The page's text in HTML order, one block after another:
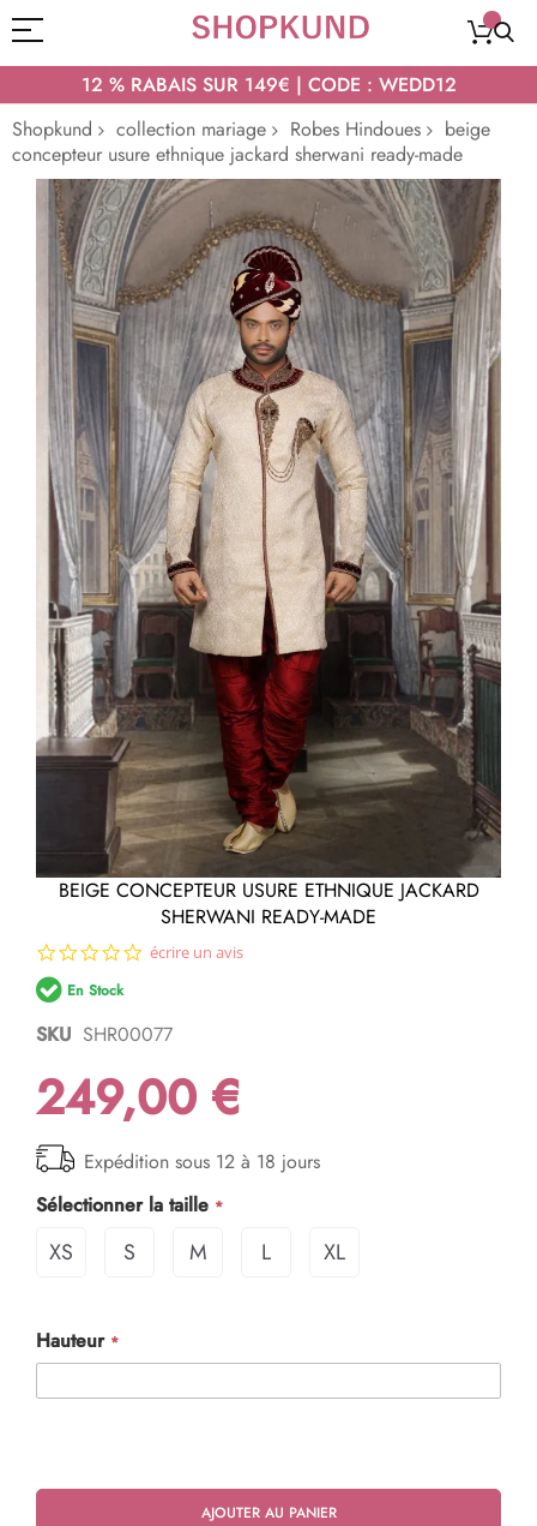
12 % RABAIS SUR 149€ | CODE : WEDD12
Shopkund
collection mariage Robes Hindoues
beige
concepteur usure ethnique jackard sherwani ready-made
Passer
galerie
d’images
Passer
de
la
Galerie
d’images
BEIGE CONCEPTEUR USURE ETHNIQUE JACKARD
SHERWANI READY-MADE
0.0
écrire un avis
En Stock
SKU SHR00077
249,00 €
Expédition sous 12 à 18 jours
Sélectionner la taille
XS S M L XL
Hauteur
AJOUTER AU PANIER